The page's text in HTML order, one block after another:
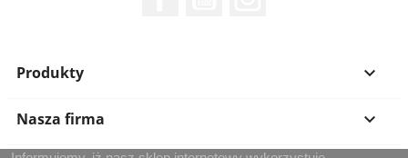
Produkty 
Nasza firma 